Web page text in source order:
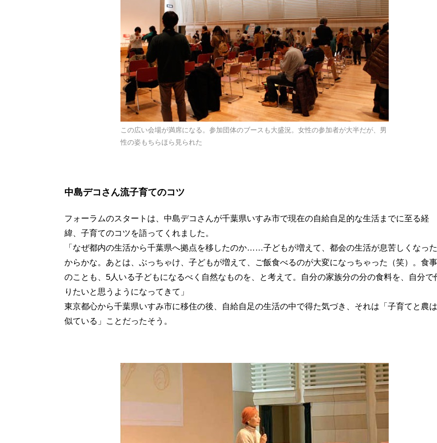
この広い会場が満席になる。参加団体のブースも大盛況。女性の参加者が大半だが、男
性の姿もちらほら見られた
中島デコさん流子育てのコツ
フォーラムのスタートは、中島デコさんが千葉県いすみ市で現在の自給自足的な生活までに至る経
緯、子育てのコツを語ってくれました。
「なぜ都内の生活から千葉県へ拠点を移したのか……子どもが増えて、都会の生活が息苦しくなった
からかな。あとは、ぶっちゃけ、子どもが増えて、ご飯食べるのが大変になっちゃった（笑）。食事
のことも、5人いる子どもになるべく自然なものを、と考えて。自分の家族分の分の食料を、自分で
りたいと思うようになってきて」
東京都心から千葉県いすみ市に移住の後、自給自足の生活の中で得た気づき、それは「子育てと農は
似ている」ことだったそう。